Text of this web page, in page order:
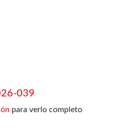
039
para verlo completo